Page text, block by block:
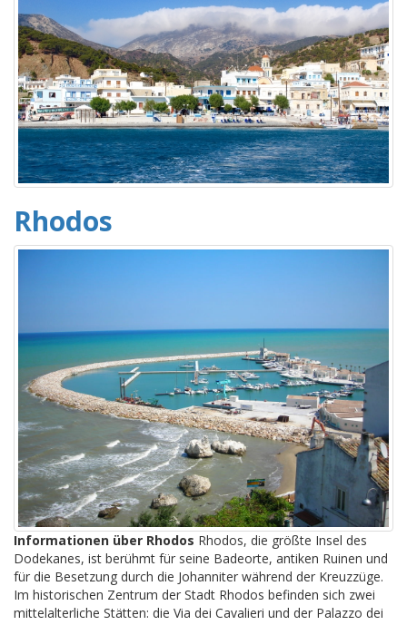
Rhodos
Informationen über Rhodos Rhodos, die größte Insel des
Dodekanes, ist berühmt für seine Badeorte, antiken Ruinen und
für die Besetzung durch die Johanniter während der Kreuzzüge.
Im historischen Zentrum der Stadt Rhodos befinden sich zwei
mittelalterliche Stätten: die Via dei Cavalieri und der Palazzo dei